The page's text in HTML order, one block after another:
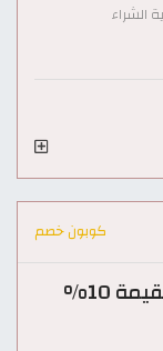
الشراء
كوبون خصم
كود خصم Flyin السعودية فعال بقيمة 10%